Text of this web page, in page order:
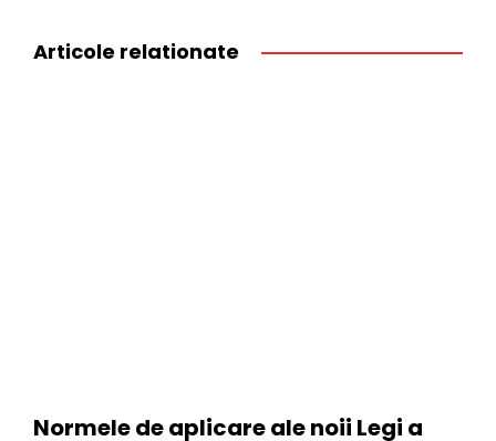
Articole relationate
Normele de aplicare ale noii Legi a